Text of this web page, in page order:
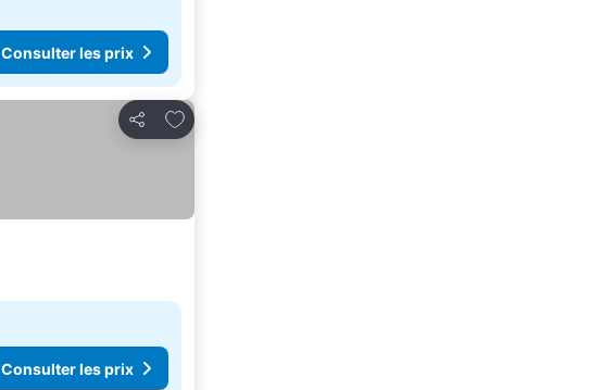
Consulter les prix
Partager
Ajouter à mes favoris
Consulter les prix